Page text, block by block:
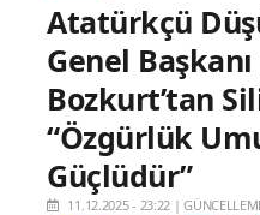
Atatürkçü
Genel
Bozkurt’tan
“Özgürlük
Güçlüdür”
11.12.2025 - 23:22 |